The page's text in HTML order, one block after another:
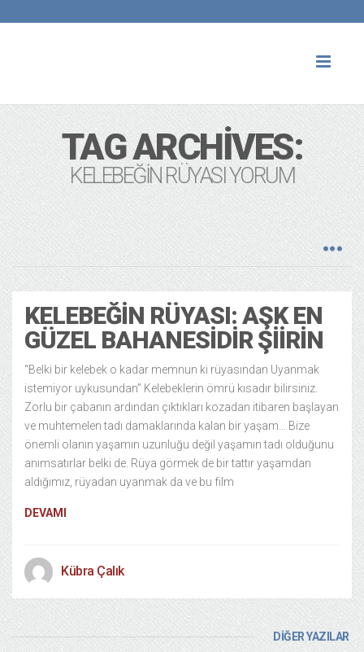
TAG ARCHIVES:
KELEBEĞIN RÜYASI YORUM
KELEBEĞIN RÜYASI: AŞK EN
GÜZEL BAHANESIDIR ŞIIRIN
“Belki bir kelebek o kadar memnun ki rüyasından Uyanmak
istemiyor uykusundan” Kelebeklerin ömrü kısadır bilirsiniz.
Zorlu bir çabanın ardından çıktıkları kozadan itibaren başlayan
ve muhtemelen tadı damaklarında kalan bir yaşam… Bize
önemli olanın yaşamın uzunluğu değil yaşamın tadı olduğunu
anımsatırlar belki de. Rüya görmek de bir tattır yaşamdan
aldığımız, rüyadan uyanmak da ve bu film
DEVAMI
Kübra Çalık
DİĞER YAZILAR